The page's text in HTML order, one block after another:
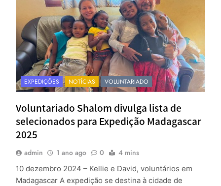
EXPEDIÇÕES NOTÍCIAS VOLUNTARIADO
Voluntariado Shalom divulga lista de
selecionados para Expedição Madagascar
2025
admin 1 ano ago 0 4 mins
10 dezembro 2024 – Kellie e David, voluntários em
Madagascar A expedição se destina à cidade de